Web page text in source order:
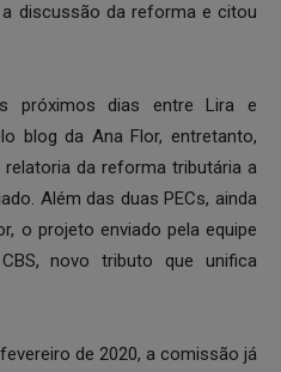
discussão da reforma e citou
próximos dias entre Lira e
blog da Ana Flor, entretanto,
da reforma tributária a
Além das duas PECs, ainda
o projeto enviado pela equipe
novo tributo que unifica
de 2020, a comissão já